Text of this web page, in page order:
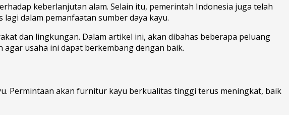
keberlanjutan alam. Selain itu, pemerintah Indonesia juga telah
dalam pemanfaatan sumber daya kayu.
dan lingkungan. Dalam artikel ini, akan dibahas beberapa peluang
usaha ini dapat berkembang dengan baik.
Permintaan akan furnitur kayu berkualitas tinggi terus meningkat, baik